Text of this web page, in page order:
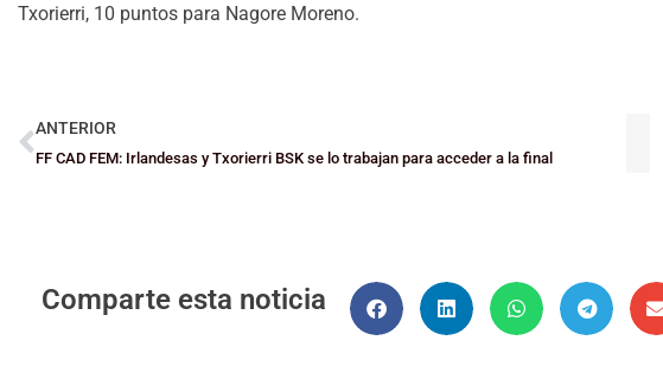
Txorierri, 10 puntos para Nagore Moreno.
ANTERIOR
FF CAD FEM: Irlandesas y Txorierri BSK se lo trabajan para acceder a la final
Comparte esta noticia